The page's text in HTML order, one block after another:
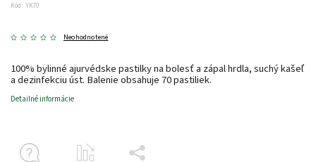
Kód: YK70
Neohodnotené
100% bylinné ajurvédske pastilky na bolesť a zápal hrdla, suchý kašeľ
a dezinfekciu úst. Balenie obsahuje 70 pastiliek.
Detailné informácie